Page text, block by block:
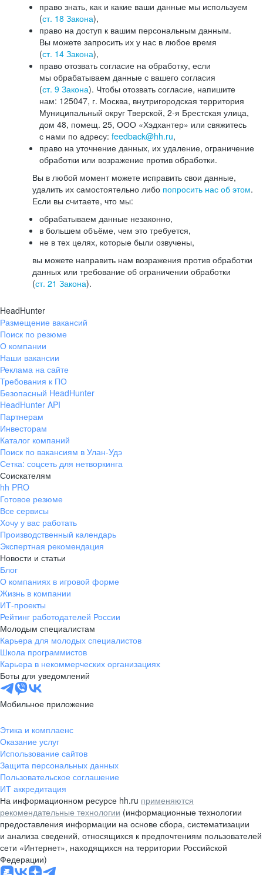
право знать, как и какие ваши данные мы используем
(ст. 18 Закона),
право на доступ к вашим персональным данным.
Вы можете запросить их у нас в любое время
(ст. 14 Закона),
право отозвать согласие на обработку, если
мы обрабатываем данные с вашего согласия
(ст. 9 Закона). Чтобы отозвать согласие, напишите
нам: 125047, г. Москва, внутригородская территория
Муниципальный округ Тверской, 2-я Брестская улица,
дом 48, помещ. 25, ООО «Хэдхантер» или свяжитесь
с нами по адресу: feedback@hh.ru,
право на уточнение данных, их удаление, ограничение
обработки или возражение против обработки.
Вы в любой момент можете исправить свои данные,
удалить их самостоятельно либо попросить нас об этом.
Если вы считаете, что мы:
обрабатываем данные незаконно,
в большем объёме, чем это требуется,
не в тех целях, которые были озвучены,
вы можете направить нам возражения против обработки
данных или требование об ограничении обработки
(ст. 21 Закона).
HeadHunter
Размещение вакансий
Поиск по резюме
О компании
Наши вакансии
Реклама на сайте
Требования к ПО
Безопасный HeadHunter
HeadHunter API
Партнерам
Инвесторам
Каталог компаний
Поиск по вакансиям в Улан-Удэ
Сетка: соцсеть для нетворкинга
Соискателям
hh PRO
Готовое резюме
Все сервисы
Хочу у вас работать
Производственный календарь
Экспертная рекомендация
Новости и статьи
Блог
О компаниях в игровой форме
Жизнь в компании
ИТ-проекты
Рейтинг работодателей России
Молодым специалистам
Карьера для молодых специалистов
Школа программистов
Карьера в некоммерческих организациях
Боты для уведомлений
Мобильное приложение
Этика и комплаенс
Оказание услуг
Использование сайтов
Защита персональных данных
Пользовательское соглашение
ИТ аккредитация
На информационном ресурсе hh.ru применяются
рекомендательные технологии (информационные технологии
предоставления информации на основе сбора, систематизации
и анализа сведений, относящихся к предпочтениям пользователей
сети «Интернет», находящихся на территории Российской
Федерации)